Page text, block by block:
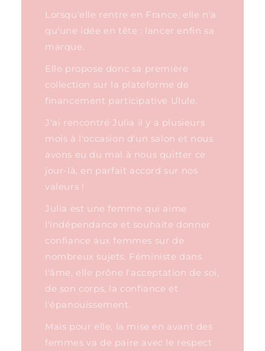
Lorsqu'elle rentre en France, elle n'a
qu'une idée en tête : lancer enfin sa
marque.
Elle propose donc sa première
collection sur la plateforme de
financement participative Ulule.
J'ai rencontré Julia il y a plusieurs
mois à l'occasion d'un salon et nous
avons eu du mal à nous quitter ce
jour-là, en parfait accord sur nos
valeurs !
Julia est une femme qui aime
l'indépendance et souhaite donner
confiance aux femmes sur de
nombreux sujets. Féministe dans
l'âme, elle prône l'acceptation de soi,
de son corps, la confiance et
l'épanouissement.
Mais pour elle, la mise en avant des
femmes va de paire avec le respect